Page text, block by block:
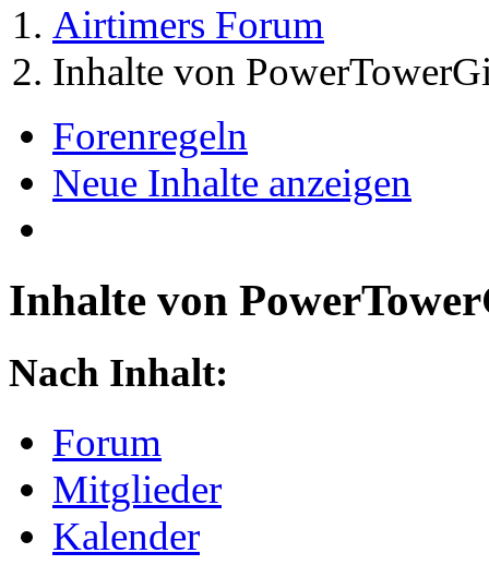
Airtimers Forum
Inhalte von
Forenregeln
Neue Inhalte anzeigen
Inhalte von
Nach Inhalt:
Forum
Mitglieder
Kalender